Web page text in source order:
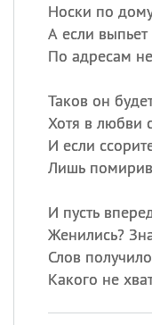
Носки по
А если
По адресам
Таков он
Хотя в любви
И если
Лишь
И пусть
Женились?
Слов
Какого не